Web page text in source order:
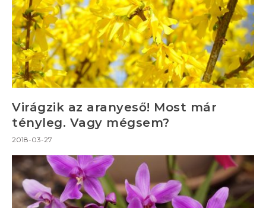
Virágzik az aranyeső! Most már
tényleg. Vagy mégsem?
2018-03-27